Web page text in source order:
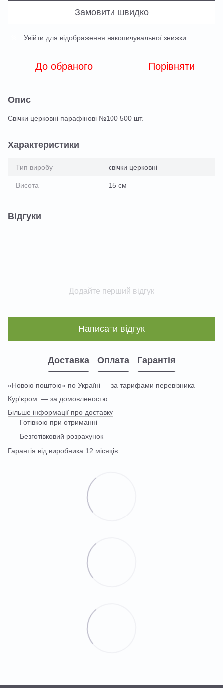
Замовити швидко
Увійти для відображення накопичувальної знижки
До обраного Порівняти
Опис
Свічки церковні парафінові №100 500 шт.
Характеристики
Тип виробу свічки церковні
Висота 15 см
Відгуки
Додайте перший відгук
Написати відгук
Доставка Оплата Гарантія
«Новою поштою» по Україні — за тарифами перевізника
Кур'єром — за домовленостю
Більше інформації про доставку
Готівкою при отриманні
Безготівковий розрахунок
Гарантія від виробника 12 місяців.